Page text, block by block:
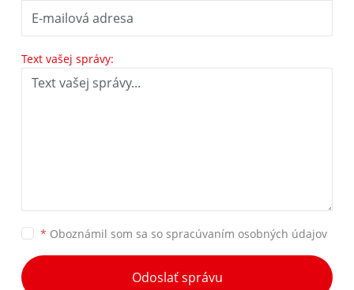
Text vašej správy:
* Oboznámil som sa so spracúvaním osobných údajov
Odoslať správu